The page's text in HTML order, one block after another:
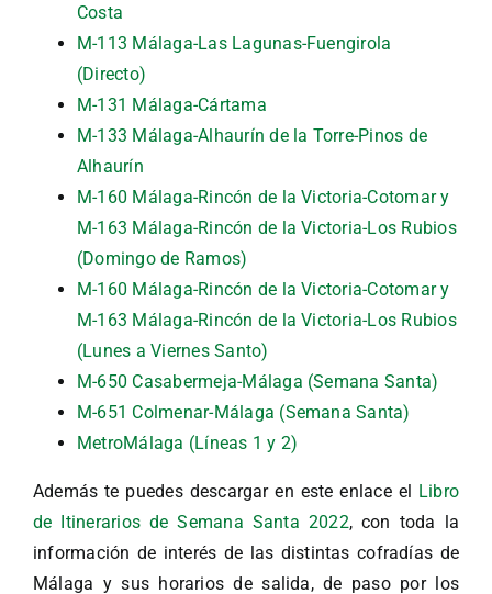
Costa
M-113 Málaga-Las Lagunas-Fuengirola
(Directo)
M-131 Málaga-Cártama
M-133 Málaga-Alhaurín de la Torre-Pinos de
Alhaurín
M-160 Málaga-Rincón de la Victoria-Cotomar y
M-163 Málaga-Rincón de la Victoria-Los Rubios
(Domingo de Ramos)
M-160 Málaga-Rincón de la Victoria-Cotomar y
M-163 Málaga-Rincón de la Victoria-Los Rubios
(Lunes a Viernes Santo)
M-650 Casabermeja-Málaga (Semana Santa)
M-651 Colmenar-Málaga (Semana Santa)
MetroMálaga (Líneas 1 y 2)
Además te puedes descargar en este enlace el Libro
de Itinerarios de Semana Santa 2022, con toda la
información de interés de las distintas cofradías de
Málaga y sus horarios de salida, de paso por los